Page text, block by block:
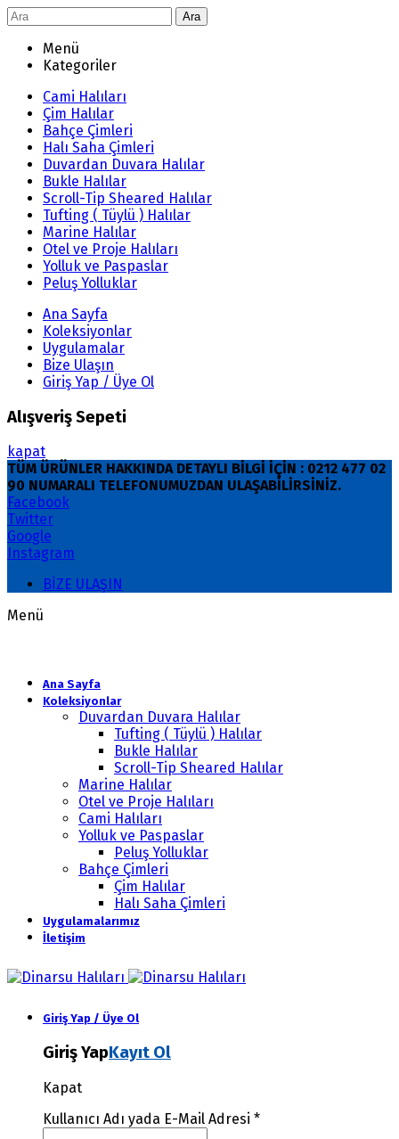
Ara
Menü
Kategoriler
Cami Halıları
Çim Halılar
Bahçe Çimleri
Halı Saha Çimleri
Duvardan Duvara Halılar
Bukle Halılar
Scroll-Tip Sheared Halılar
Tufting ( Tüylü ) Halılar
Marine Halılar
Otel ve Proje Halıları
Yolluk ve Paspaslar
Peluş Yolluklar
Ana Sayfa
Koleksiyonlar
Uygulamalar
Bize Ulaşın
Giriş Yap / Üye Ol
Alışveriş Sepeti
kapat
TÜM ÜRÜNLER HAKKINDA DETAYLI BİLGİ İÇİN : 0212 477 02
90 NUMARALI TELEFONUMUZDAN ULAŞABİLİRSİNİZ.
Facebook
Twitter
Google
Instagram
BİZE ULAŞIN
Menü
Ana Sayfa
Koleksiyonlar
Duvardan Duvara Halılar
Tufting ( Tüylü ) Halılar
Bukle Halılar
Scroll-Tip Sheared Halılar
Marine Halılar
Otel ve Proje Halıları
Cami Halıları
Yolluk ve Paspaslar
Peluş Yolluklar
Bahçe Çimleri
Çim Halılar
Halı Saha Çimleri
Uygulamalarımız
İletişim
Giriş Yap / Üye Ol
Giriş YapKayıt Ol
Kapat
Kullanıcı Adı yada E-Mail Adresi *